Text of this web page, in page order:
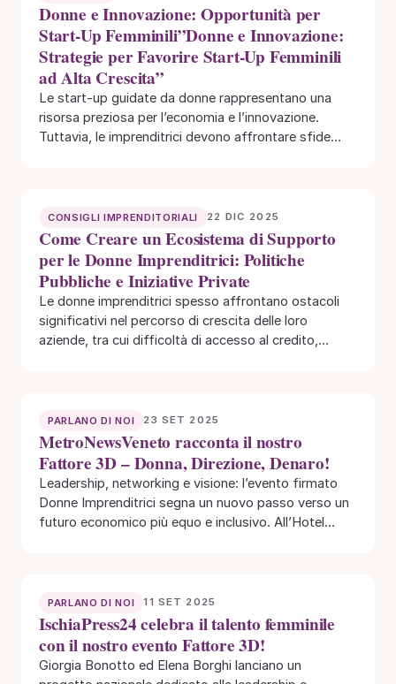
Donne e Innovazione: Opportunità per
Start-Up Femminili”Donne e Innovazione:
Strategie per Favorire Start-Up Femminili
ad Alta Crescita”
Le start-up guidate da donne rappresentano una
risorsa preziosa per l’economia e l’innovazione.
Tuttavia, le imprenditrici devono affrontare sfide
CONSIGLI IMPRENDITORIALI 22 DIC 2025
Come Creare un Ecosistema di Supporto
per le Donne Imprenditrici: Politiche
Pubbliche e Iniziative Private
Le donne imprenditrici spesso affrontano ostacoli
significativi nel percorso di crescita delle loro
aziende, tra cui difficoltà di accesso al credito,
PARLANO DI NOI 23 SET 2025
MetroNewsVeneto racconta il nostro
Fattore 3D – Donna, Direzione, Denaro!
Leadership, networking e visione: l’evento firmato
Donne Imprenditrici segna un nuovo passo verso un
futuro economico più equo e inclusivo. All’Hotel
PARLANO DI NOI 11 SET 2025
IschiaPress24 celebra il talento femminile
con il nostro evento Fattore 3D!
Giorgia Bonotto ed Elena Borghi lanciano un